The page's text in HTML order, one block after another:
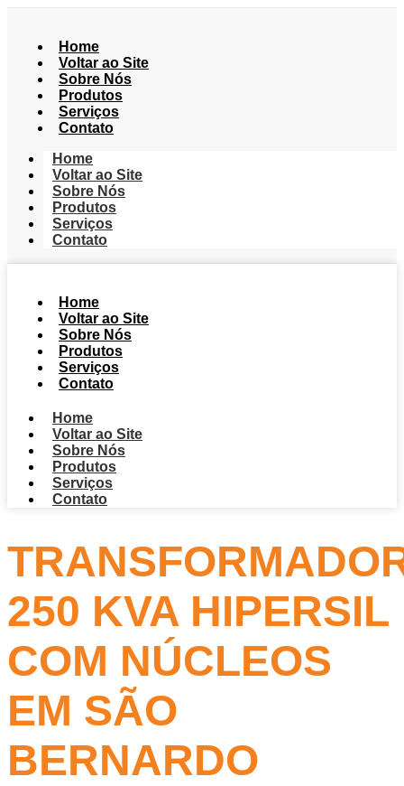
Home
Voltar ao Site
Sobre Nós
Produtos
Serviços
Contato
Home
Voltar ao Site
Sobre Nós
Produtos
Serviços
Contato
Home
Voltar ao Site
Sobre Nós
Produtos
Serviços
Contato
Home
Voltar ao Site
Sobre Nós
Produtos
Serviços
Contato
250 KVA HIPERSIL
COM NÚCLEOS
EM SÃO
BERNARDO